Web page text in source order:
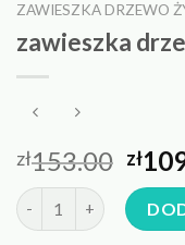
ZAWIESZKA DRZEWO
zawieszka
zł153.00 zł
ilość zawieszka drzewo